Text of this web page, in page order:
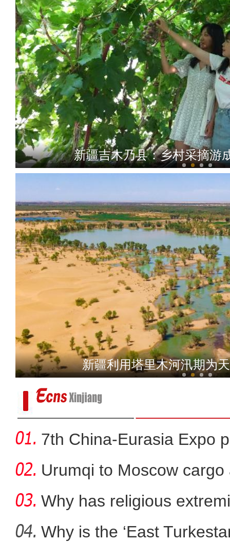
新疆吉木乃县：乡村采摘游
乌鲁木齐国际陆港区：货车
新疆利用塔里木河汛期为
7th China-Eurasia Expo
Urumqi to Moscow
Why has religious
rootless g
Why is the ‘East